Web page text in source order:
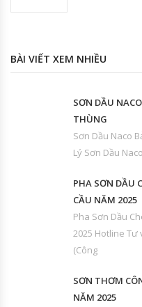
BÀI VIẾT XEM NHIỀU
SƠN DẦU
THÙNG
Sơn Dầu Naco
Lý Sơn Dầu
PHA SƠN DẦU
CẦU NĂM 2025
Pha Sơn Dầu
2025 Hotline Tư
(Công
SƠN THƠM
NĂM 2025